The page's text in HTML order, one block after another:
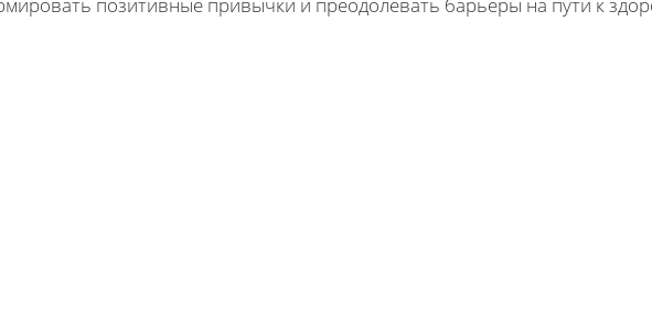
позитивные привычки и преодолевать барьеры на пути к